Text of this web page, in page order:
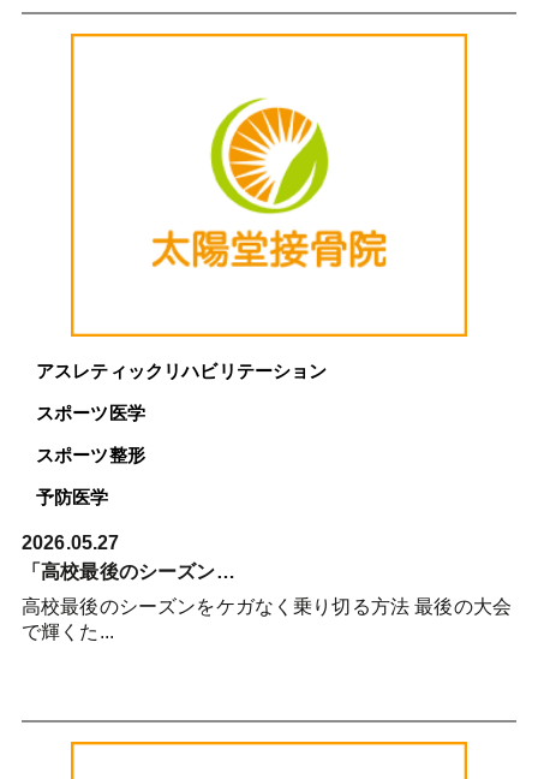
アスレティックリハビリテーション
スポーツ医学
スポーツ整形
予防医学
2026.05.27
「高校最後のシーズン…
高校最後のシーズンをケガなく乗り切る方法 最後の大会
で輝くた...